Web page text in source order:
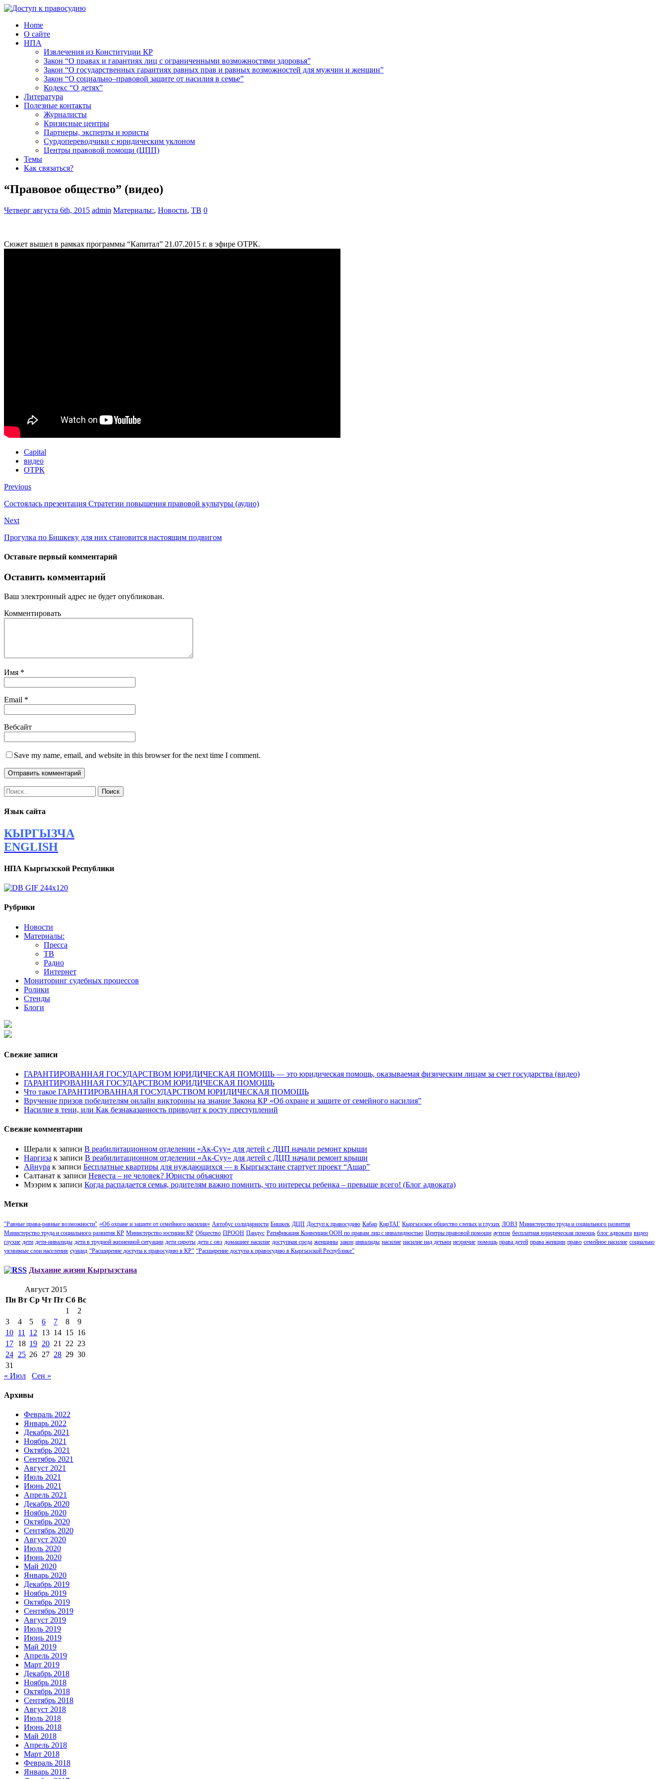
Home
О сайте
НПА
Извлечения из Конституции КР
Закон “О правах и гарантиях лиц с ограниченными возможностями здоровья”
Закон “О государственных гарантиях равных прав и равных возможностей для мужчин и женщин”
Закон “О социально–правовой защите от насилия в семье”
Кодекс “О детях”
Литература
Полезные контакты
Журналисты
Кризисные центры
Партнеры, эксперты и юристы
Сурдопереводчики с юридическим уклоном
Центры правовой помощи (ЦПП)
Темы
Как связаться?
“Правовое общество” (видео)
Четверг августа 6th, 2015 admin Материалы:, Новости, ТВ 0
Сюжет вышел в рамках программы “Капитал” 21.07.2015 г. в эфире ОТРК.
Capital
видео
ОТРК
Previous
Состоялась презентация Стратегии повышения правовой культуры (аудио)
Next
Прогулка по Бишкеку для них становится настоящим подвигом
Оставьте первый комментарий
Оставить комментарий
Ваш электронный адрес не будет опубликован.
Комментировать
Имя *
Email *
Вебсайт
Save my name, email, and website in this browser for the next time I comment.
Найти:
Язык сайта
КЫРГЫЗЧА
ENGLISH
НПА Кыргызской Республики
Рубрики
Новости
Материалы:
Пресса
ТВ
Радио
Интернет
Мониторинг судебных процессов
Ролики
Стенды
Блоги
Свежие записи
ГАРАНТИРОВАННАЯ ГОСУДАРСТВОМ ЮРИДИЧЕСКАЯ ПОМОЩЬ — это юридическая помощь, оказываемая физическим лицам за счет государства (видео)
ГАРАНТИРОВАННАЯ ГОСУДАРСТВОМ ЮРИДИЧЕСКАЯ ПОМОЩЬ
Что такое ГАРАНТИРОВАННАЯ ГОСУДАРСТВОМ ЮРИДИЧЕСКАЯ ПОМОЩЬ
Вручение призов победителям онлайн викторины на знание Закона КР «Об охране и защите от семейного насилия”
Насилие в тени, или Как безнаказанность приводит к росту преступлений
Свежие комментарии
Шерали к записи В реабилитационном отделении «Ак-Суу» для детей с ДЦП начали ремонт крыши
Наргиза к записи В реабилитационном отделении «Ак-Суу» для детей с ДЦП начали ремонт крыши
Айнура к записи Бесплатные квартиры для нуждающихся — в Кыргызстане стартует проект “Ашар”
Салтанат к записи Невеста – не человек? Юристы объясняют
Мээрим к записи Когда распадается семья, родителям важно помнить, что интересы ребенка – превыше всего! (Блог адвоката)
Метки
"Равные права-равные возможности" «Об охране и защите от семейного насилия» Автобус солидарности Бишкек ДЦП Доступ к правосудию Кабар КирТАГ Кыргызское общество слепых и глухих ЛОВЗ Министерство труда и социального развития
Министерство труда и социального развития КР Министерство юстиции КР Общество ПРООН Пандус Ратификация Конвенции ООН по правам лиц с инвалидностью Центры правовой помощи аутизм бесплатная юридическая помощь блог адвоката видео
глухие дети дети-инвалиды дети в трудной жизненной ситуации дети сироты дети с овз домашнее насилие доступная среда женщины закон инвалиды насилие насилие над детьми незрячие помощь права детей права женщин право семейное насилие социально
уязвимые слои населения суицид “Расширение доступа к правосудию в КР” “Расширение доступа к правосудию в Кыргызской Республике”
Дыхание жизни Кыргызстана
Август 2015
Пн Вт Ср Чт Пт Сб Вс
1
2
3
4 5 6 7 8
9
10 11 12 13 14 15 16
17 18 19 20 21 22 23
24 25 26 27 28 29 30
31
« Июл
Сен »
Архивы
Февраль 2022
Январь 2022
Декабрь 2021
Ноябрь 2021
Октябрь 2021
Сентябрь 2021
Август 2021
Июль 2021
Июнь 2021
Апрель 2021
Декабрь 2020
Ноябрь 2020
Октябрь 2020
Сентябрь 2020
Август 2020
Июль 2020
Июнь 2020
Май 2020
Январь 2020
Декабрь 2019
Ноябрь 2019
Октябрь 2019
Сентябрь 2019
Август 2019
Июль 2019
Июнь 2019
Май 2019
Апрель 2019
Март 2019
Декабрь 2018
Ноябрь 2018
Октябрь 2018
Сентябрь 2018
Август 2018
Июль 2018
Июнь 2018
Май 2018
Апрель 2018
Март 2018
Февраль 2018
Январь 2018